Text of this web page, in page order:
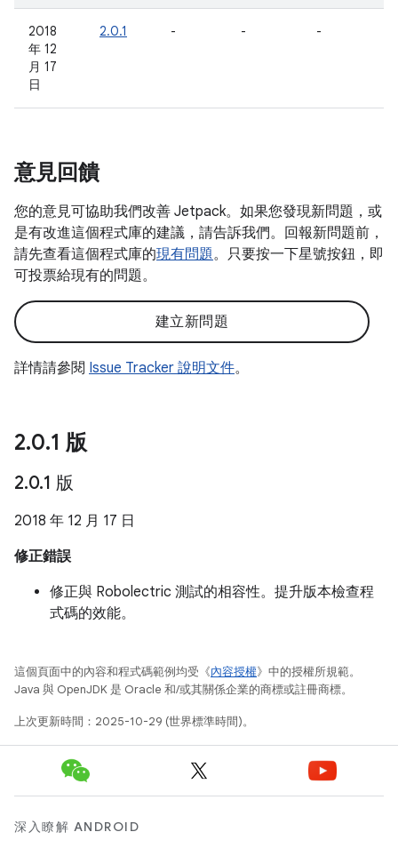
2018
年 12
月 17
日
2.0.1 - - -
意見回饋
您的意見可協助我們改善 Jetpack。如果您發現新問題，或
是有改進這個程式庫的建議，請告訴我們。回報新問題前，
請先查看這個程式庫的現有問題。只要按一下星號按鈕，即
可投票給現有的問題。
建立新問題
詳情請參閱 Issue Tracker 說明文件。
2.0.1 版
2.0.1 版
2018 年 12 月 17 日
修正錯誤
修正與 Robolectric 測試的相容性。提升版本檢查程
式碼的效能。
這個頁面中的內容和程式碼範例均受《內容授權》中的授權所規範。
Java 與 OpenJDK 是 Oracle 和/或其關係企業的商標或註冊商標。
上次更新時間：2025-10-29 (世界標準時間)。
深入瞭解 ANDROID